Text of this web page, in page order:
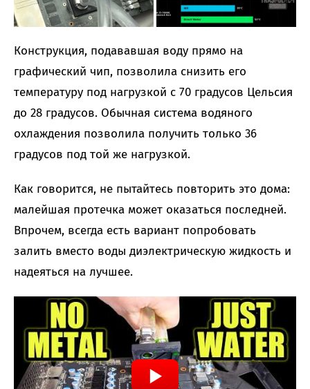
Конструкция, подававшая воду прямо на
графический чип, позволила снизить его
температуру под нагрузкой с 70 градусов Цельсия
до 28 градусов. Обычная система водяного
охлаждения позволила получить только 36
градусов под той же нагрузкой.
Как говорится, не пытайтесь повторить это дома:
малейшая протечка может оказаться последней.
Впрочем, всегда есть вариант попробовать
залить вместо воды диэлектрическую жидкость и
надеяться на лучшее.